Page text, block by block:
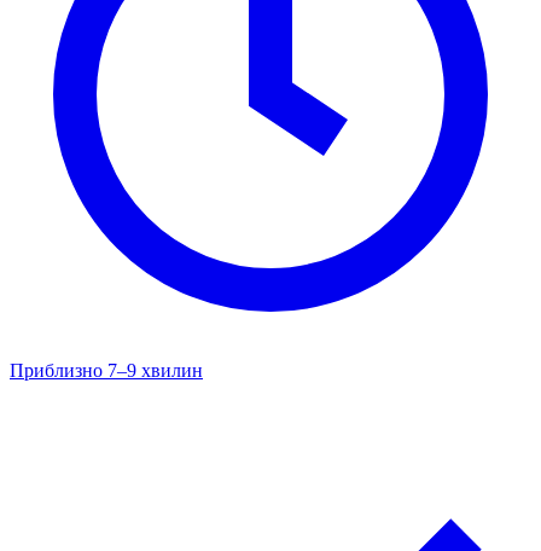
Приблизно 7–9 хвилин